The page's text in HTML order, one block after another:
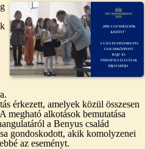
érkezett, amelyek közül összesen
megható alkotások bemutatása
a Benyus család
gondoskodott, akik komolyzenei
az eseményt.